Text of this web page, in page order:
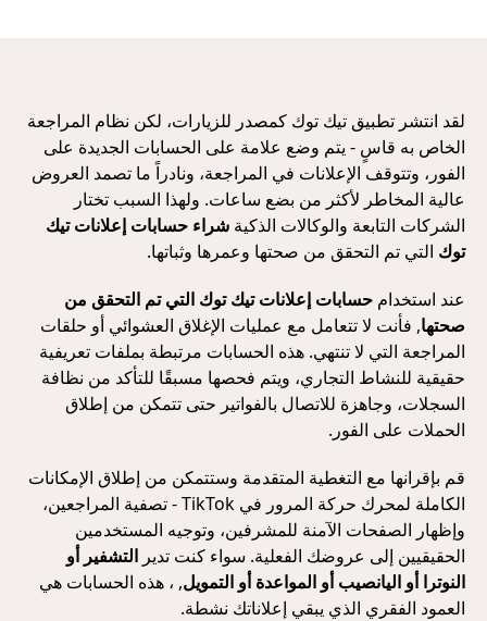
لقد انتشر تطبيق تيك توك كمصدر للزيارات، لكن نظام المراجعة
الخاص به قاسٍ - يتم وضع علامة على الحسابات الجديدة على
الفور، وتتوقف الإعلانات في المراجعة، ونادراً ما تصمد العروض
عالية المخاطر لأكثر من بضع ساعات. ولهذا السبب تختار
الشركات التابعة والوكالات الذكية شراء حسابات إعلانات تيك
توك التي تم التحقق من صحتها وعمرها وثباتها.
عند استخدام حسابات إعلانات تيك توك التي تم التحقق من
صحتها, فأنت لا تتعامل مع عمليات الإغلاق العشوائي أو حلقات
المراجعة التي لا تنتهي. هذه الحسابات مرتبطة بملفات تعريفية
حقيقية للنشاط التجاري، ويتم فحصها مسبقًا للتأكد من نظافة
السجلات، وجاهزة للاتصال بالفواتير حتى تتمكن من إطلاق
الحملات على الفور.
قم بإقرانها مع التغطية المتقدمة وستتمكن من إطلاق الإمكانات
الكاملة لمحرك حركة المرور في TikTok - تصفية المراجعين،
وإظهار الصفحات الآمنة للمشرفين، وتوجيه المستخدمين
الحقيقيين إلى عروضك الفعلية. سواء كنت تدير التشفير أو
النوترا أو اليانصيب أو المواعدة أو التمويل, ، هذه الحسابات هي
العمود الفقري الذي يبقي إعلاناتك نشطة.